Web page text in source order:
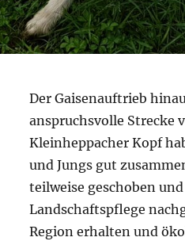
Der Gaisenauftrieb
anspruchsvolle Strecke
Kleinheppacher Kopf
und Jungs gut
teilweise geschoben
Landschaftspflege
Region erhalten und